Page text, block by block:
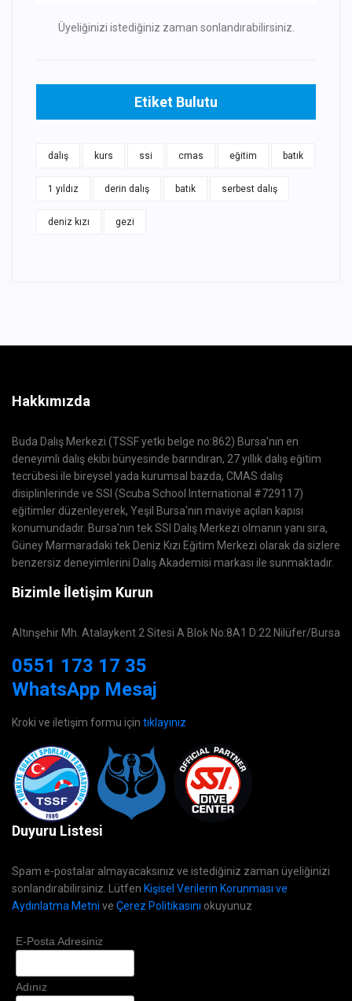
Üyeliğinizi istediğiniz zaman sonlandırabilirsiniz.
Etiket Bulutu
dalış kurs ssi cmas eğitim batık
1 yıldız derin dalış batık serbest dalış
deniz kızı gezi
Hakkımızda
Buda Dalış Merkezi (TSSF yetki belge no:862) Bursa'nın en
deneyimli dalış ekibi bünyesinde barındıran, 27 yıllık dalış eğitim
tecrübesi ile bireysel yada kurumsal bazda, CMAS dalış
disiplinlerinde ve SSI (Scuba School International #729117)
eğitimler düzenleyerek, Yeşil Bursa'nın maviye açılan kapısı
konumundadır. Bursa'nın tek SSI Dalış Merkezi olmanın yanı sıra,
Güney Marmaradaki tek Deniz Kızı Eğitim Merkezi olarak da sizlere
benzersiz deneyimlerini Dalış Akademisi markası ile sunmaktadır.
Bizimle İletişim Kurun
Altınşehir Mh. Atalaykent 2 Sitesi A Blok No:8A1 D:22 Nilüfer/Bursa
0551 173 17 35
WhatsApp Mesaj
Kroki ve iletişim formu için tıklayınız
Duyuru Listesi
Spam e-postalar almayacaksınız ve istediğiniz zaman üyeliğinizi
sonlandırabilirsiniz. Lütfen Kişisel Verilerin Korunması ve
Aydınlatma Metni ve Çerez Politikasını okuyunuz
E-Posta Adresiniz
Adınız